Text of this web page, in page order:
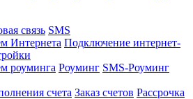
связь SMS
Интернета Подключение интернет-
роуминга Роуминг SMS-Роуминг
счета Заказ счетов Рассрочка